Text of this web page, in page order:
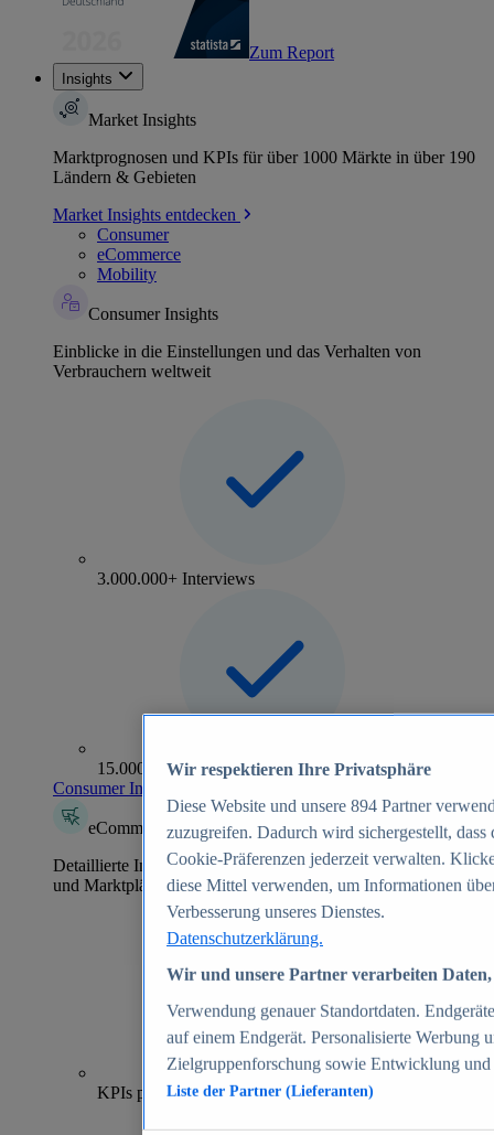
Zum Report
Insights
Market Insights
Marktprognosen und KPIs für über 1000 Märkte in über 190
Ländern & Gebieten
Market Insights entdecken
Consumer
eCommerce
Mobility
Consumer Insights
Einblicke in die Einstellungen und das Verhalten von
Verbrauchern weltweit
3.000.000+ Interviews
15.000+ Marken
Consumer Insights entdecken
eCommerce Insights
Detaillierte Informationen zu mehr als 39.000 Online-Shops
und Marktplätzen
70+
KPIs pro Shop
Wir respektieren Ihre Privatsphäre
Diese Website und unsere 894 Partner
zuzugreifen. Dadurch wird sichergestellt,
Cookie-Präferenzen jederzeit verwalten.
diese Mittel verwenden, um Informationen
Verbesserung unseres Dienstes.
Datenschutzerklärung.
Wir und unsere Partner verarbeiten
Verwendung genauer Standortdaten.
auf einem Endgerät. Personalisierte Werbung
Zielgruppenforschung sowie Entwicklung
Liste der Partner (Lieferanten)